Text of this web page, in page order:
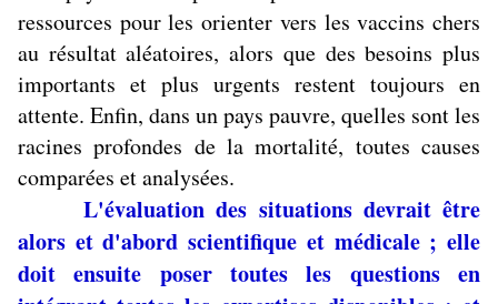
ressources pour les orienter vers les vaccins chers
au résultat aléatoires, alors que des besoins plus
importants et plus urgents restent toujours en
attente. Enfin, dans un pays pauvre, quelles sont les
racines profondes de la mortalité, toutes causes
comparées et analysées.
L'évaluation des situations devrait être
alors et d'abord scientifique et médicale ; elle
doit ensuite poser toutes les questions en